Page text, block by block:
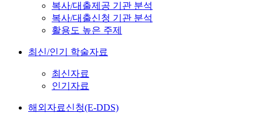
복사/대출제공 기관 분석
복사/대출신청 기관 분석
활용도 높은 주제
최신/인기 학술자료
최신자료
인기자료
해외자료신청(E-DDS)